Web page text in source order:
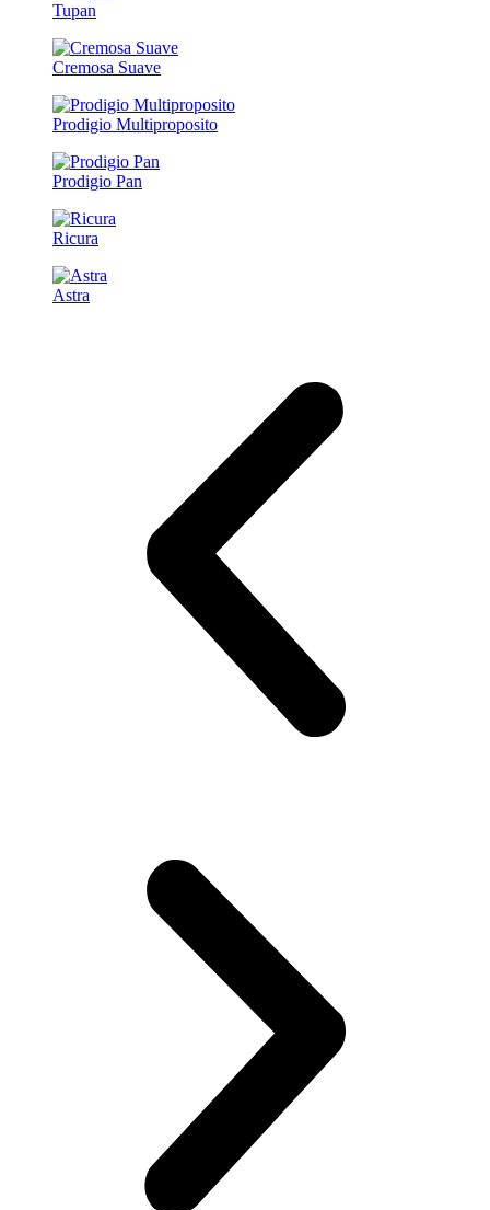
Tupan
Cremosa Suave
Prodigio Multiproposito
Prodigio Pan
Ricura
Astra